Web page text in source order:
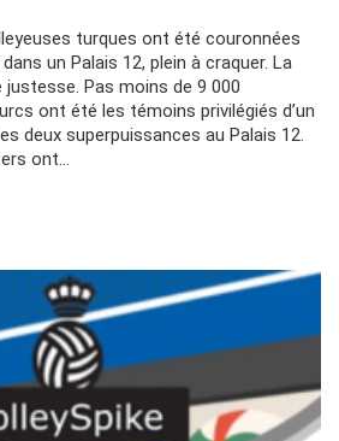
turques ont été couronnées
un Palais 12, plein à craquer. La
justesse. Pas moins de 9 000
ont été les témoins privilégiés d’un
deux superpuissances au Palais 12.
ont…